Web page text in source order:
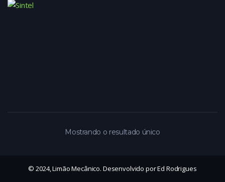
Mostrando o resultado único
© 2024, Limão Mecânico. Desenvolvido por Ed Rodrigues